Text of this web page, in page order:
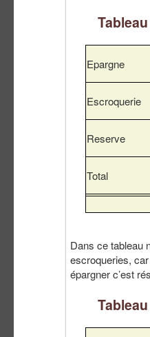
Epargne
Escroquerie
Reserve
Total
Dans ce tableau
escroqueries,
épargner c’est